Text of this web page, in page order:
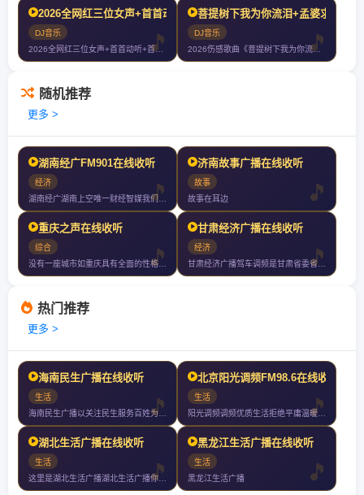
2026全网红三位女声+首首动听+首首伤感+首首爆赞+车载大碟滴滴滴
DJ音乐
2026全网红三位女声+首首动听+首首伤感+首首爆赞+车载大碟滴滴滴
菩提树下我为你流泪+孟婆求你一
DJ音乐
2026伤感歌曲《菩提树下我为你流泪+孟婆求你一碗忘情汤+千滴眼泪千次
随机推荐
更多 >
湖南经广FM901在线收听
经济
济南故事广播在线收听
故事
故事在耳边
重庆之声在线收听
综合
甘肃经济广播在线收听
经济
热门推荐
更多 >
海南民生广播在线收听
生活
北京阳光调频FM98.6在线收听
生活
湖北生活广播在线收听
生活
黑龙江生活广播在线收听
生活
黑龙江生活广播